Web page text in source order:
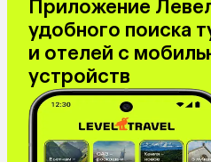
Приложение
удобного поиска
и отелей с
устройств